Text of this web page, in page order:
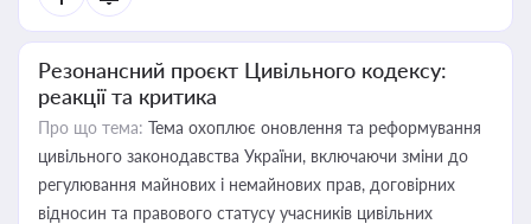
Резонансний проєкт Цивільного кодексу:
реакції та критика
Про що тема: Тема охоплює оновлення та реформування
цивільного законодавства України, включаючи зміни до
регулювання майнових і немайнових прав, договірних
відносин та правового статусу учасників цивільних